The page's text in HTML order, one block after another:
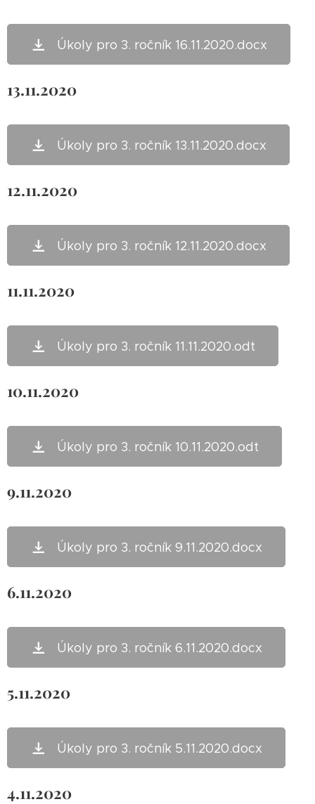
Úkoly pro 3. ročník 16.11.2020.docx
13.11.2020
Úkoly pro 3. ročník 13.11.2020.docx
12.11.2020
Úkoly pro 3. ročník 12.11.2020.docx
11.11.2020
Úkoly pro 3. ročník 11.11.2020.odt
10.11.2020
Úkoly pro 3. ročník 10.11.2020.odt
9.11.2020
Úkoly pro 3. ročník 9.11.2020.docx
6.11.2020
Úkoly pro 3. ročník 6.11.2020.docx
5.11.2020
Úkoly pro 3. ročník 5.11.2020.docx
4.11.2020